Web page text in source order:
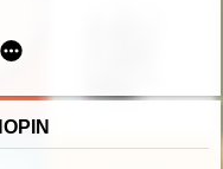
wojny o niepodległość